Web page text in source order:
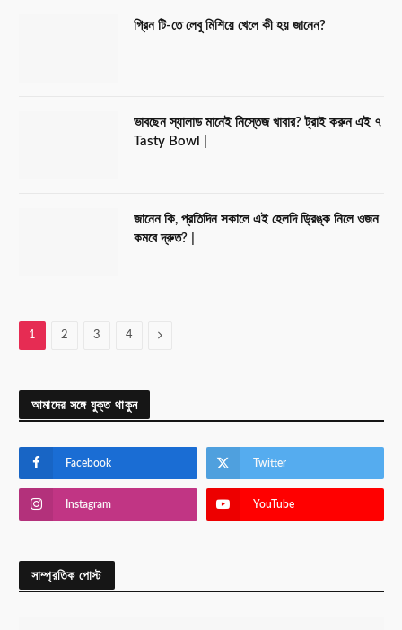
গ্রিন টি-তে লেবু মিশিয়ে খেলে কী হয় জানেন?
ভাবছেন স্যালাড মানেই নিস্তেজ খাবার? ট্রাই করুন এই ৭
Tasty Bowl |
জানেন কি, প্রতিদিন সকালে এই হেলদি ড্রিঙ্ক নিলে ওজন
কমবে দ্রুত? |
1 2 3 4 Next
আমাদের সঙ্গে যুক্ত থাকুন
Facebook Twitter
Instagram YouTube
সাম্প্রতিক পোস্ট